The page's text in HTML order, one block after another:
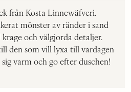
från Kosta Linnewäfveri.
mönster av ränder i sand
och välgjorda detaljer.
den som vill lyxa till vardagen
varm och go efter duschen!